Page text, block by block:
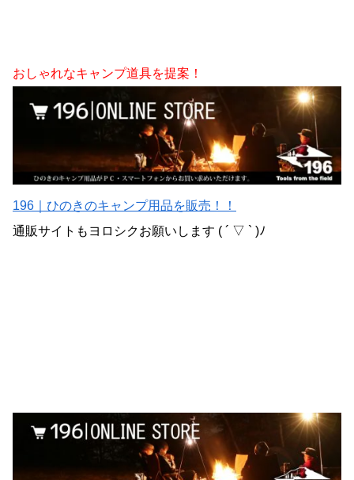
おしゃれなキャンプ道具を提案！
196｜ひのきのキャンプ用品を販売！！
通販サイトもヨロシクお願いします ( ´ ▽ ` )ﾉ